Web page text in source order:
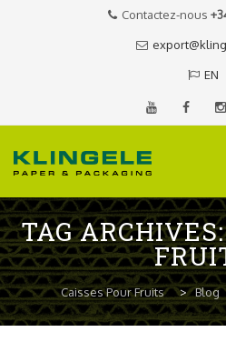
Contactez-nous
EN
Skip
to
content
TAG
Caisses Pour Fruits > Blog